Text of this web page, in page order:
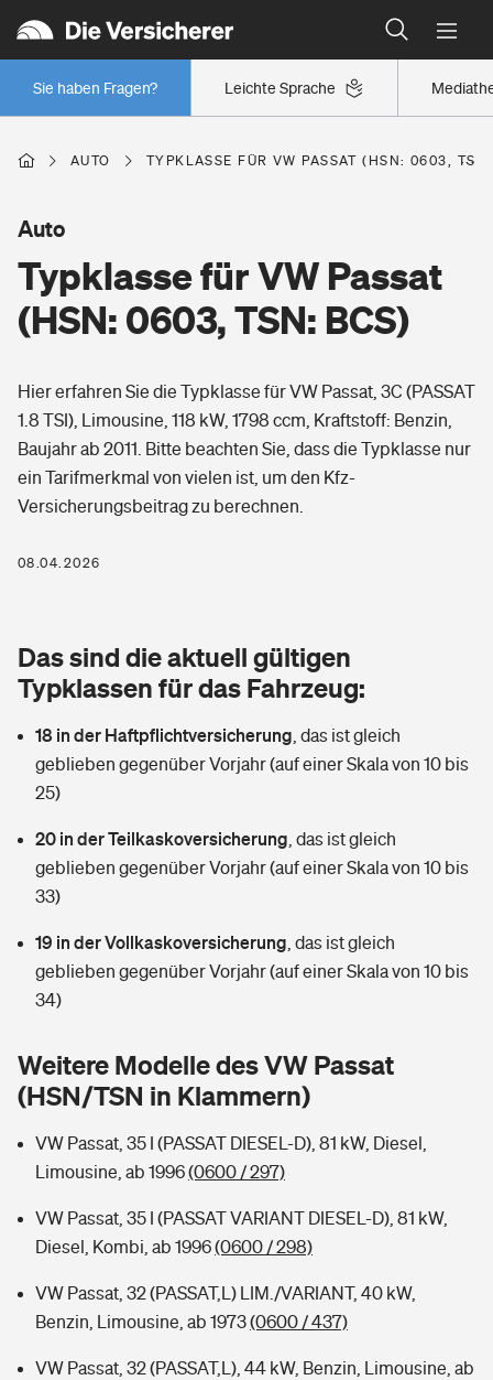
Leichte Sprache
Sie haben Fragen?
Wer versichert was: Jetzt Versicherer finden
Regionalklassen: So ist Ihre Region eingestuft
Wer versichert was: Jetzt Versicherer finden
Berufsunfähigkeitsversicherung
Erwerbsunfähigkeitsversicherung
Grundfähigkeitsversicherung
Arbeitsrechtsschutz
Berufshaftpflichtversicherung
Zur Übersicht
Tools
Wer versichert was: Jetzt Versicherer finden
Sie haben Fragen?
Wohnen
Glasversicherung
Mietkautionsversicherung
Restkreditversicherung
Zur Übersicht
Tools
Wer versichert was: Jetzt Versicherer finden
Sie haben Fragen?
Freizeit
Pri­vate Haft­pflicht­
Kinderunfall­ver­si­che­rung
Kinderinvalidität
Hundehalter-Haftpflicht
Handyversicherung
Musikinstrumentenversicherung
Zur Übersicht
Kinderunfall-Check: Mehr Sicherheit für deine Kids
Typklassen: So ist Ihr Auto eingestuft
Gesundheit
Private Krankenversicherung
Dread-Disease-Versicherung
Tierkrankenversicherung
Zur Übersicht
Tools
Wer versichert was: Jetzt Versicherer finden
Sie haben Fragen?
Rentenrechner: Wie viel Geld bekomme ich im Alter?
AUTO TYPKLASSE FÜR VW PASSAT (HSN: 0603,
Typklasse für VW Passat
(HSN: 0603, TSN: BCS)
Auto
Hier erfahren Sie die Typklasse für VW Passat, 3C (PASSAT
1.8 TSI), Limousine, 118 kW, 1798 ccm, Kraftstoff: Benzin,
Baujahr ab 2011. Bitte beachten Sie, dass die Typklasse nur
ein Tarifmerkmal von vielen ist, um den Kfz-
Versicherungsbeitrag zu berechnen.
08.04.2026
Das sind die aktuell gültigen
Typklassen für das Fahrzeug:
18 in der Haftpflichtversicherung das ist gleich
geblieben gegenüber Vorjahr (auf einer Skala von 10 bis
25)
20 in der Teilkaskoversicherung das ist gleich
geblieben gegenüber Vorjahr (auf einer Skala von 10 bis
33)
19 in der Vollkaskoversicherung das ist gleich
geblieben gegenüber Vorjahr (auf einer Skala von 10 bis
34)
Weitere Modelle des VW Passat
(HSN/TSN in Klammern)
VW Passat, 35 I (PASSAT DIESEL-D), 81 kW, Diesel,
Limousine, ab 1996(0600 / 297)
VW Passat, 35 I (PASSAT VARIANT DIESEL-D), 81 kW,
Diesel, Kombi, ab 1996(0600 / 298)
VW Passat, 32 (PASSAT,L) LIM./VARIANT, 40 kW,
Benzin, Limousine, ab 1973(0600 / 437)
VW Passat, 32 (PASSAT,L), 44 kW, Benzin, Limousine, ab